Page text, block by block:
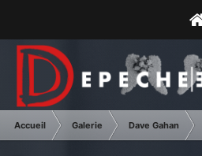
Accueil Galerie Dave Gahan